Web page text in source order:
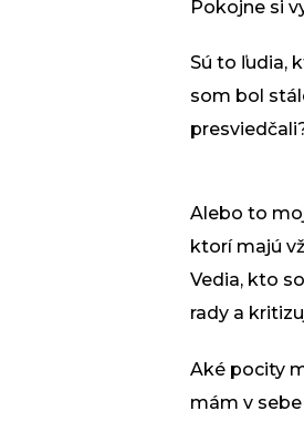
Pokojne si
Sú to ľudia,
som bol
Alebo to
ktorí majú
Vedia, kto
rady a
Aké pocity
mám v